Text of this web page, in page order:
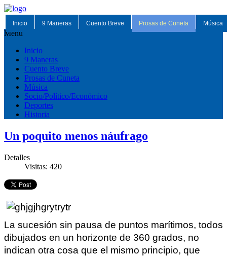
Inicio 9 Maneras Cuento Breve Prosas de Cuneta Música
Menu
Inicio
9 Maneras
Cuento Breve
Prosas de Cuneta
Música
Socio/Político/Económico
Deportes
Historia
Un poquito menos náufrago
Detalles
Visitas: 420
La sucesión sin pausa de puntos marítimos, todos
dibujados en un horizonte de 360 grados, no
indican otra cosa que el mismo principio, que